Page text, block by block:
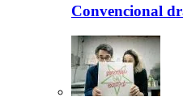
Convencional